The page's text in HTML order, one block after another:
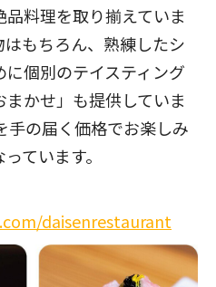
料理を取り揃えていま
もちろん、熟練したシ
個別のテイスティング
かせ」も提供していま
手の届く価格でお楽しみ
ています。
daisenrestaurant